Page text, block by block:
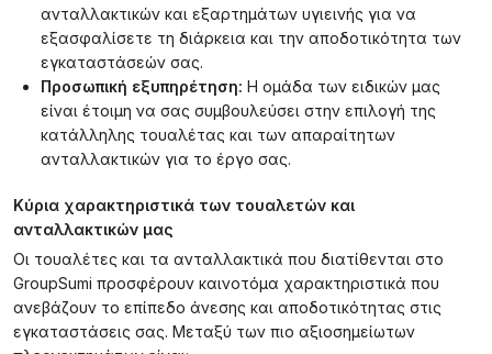
ανταλλακτικών και εξαρτημάτων υγιεινής για να
εξασφαλίσετε τη διάρκεια και την αποδοτικότητα των
εγκαταστάσεών σας.
Προσωπική εξυπηρέτηση: Η ομάδα των ειδικών μας
είναι έτοιμη να σας συμβουλεύσει στην επιλογή της
κατάλληλης τουαλέτας και των απαραίτητων
ανταλλακτικών για το έργο σας.
Κύρια χαρακτηριστικά των τουαλετών και
ανταλλακτικών μας
Οι τουαλέτες και τα ανταλλακτικά που διατίθενται στο
GroupSumi προσφέρουν καινοτόμα χαρακτηριστικά που
ανεβάζουν το επίπεδο άνεσης και αποδοτικότητας στις
εγκαταστάσεις σας. Μεταξύ των πιο αξιοσημείωτων